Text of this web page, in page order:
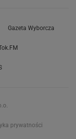
Gazeta Wyborcza
prywatności